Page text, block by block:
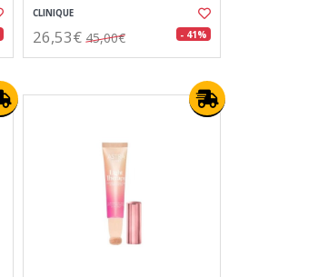
CLINIQUE
26,53€ 45,00€ - 41%